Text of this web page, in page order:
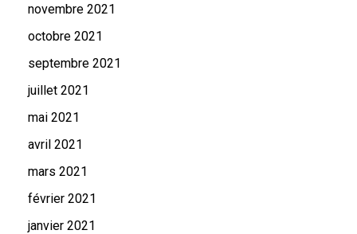
novembre 2021
octobre 2021
septembre 2021
juillet 2021
mai 2021
avril 2021
mars 2021
février 2021
janvier 2021